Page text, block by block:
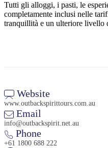
Sign
up
Tutti gli alloggi, i pasti, le
completamente inclusi nelle
tranquillità e un ulteriore livello
Website
www.outbackspirittours.com.au
Email
info@outbackspirit.net.au
Phone
+61 1800 688 222